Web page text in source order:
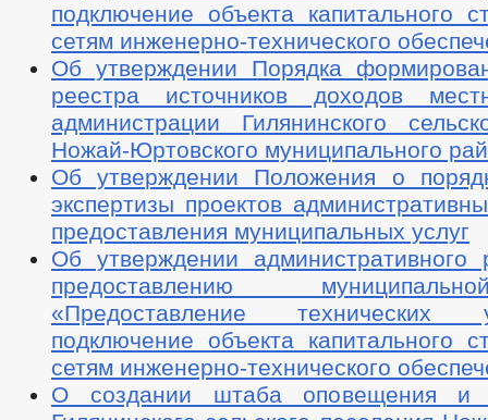
подключение объекта капитального
сетям инженерно-технического
Об утверждении Порядка
реестра источников доходов
администрации Гилянинского
Ножай-Юртовского муниципального
Об утверждении Положения о
экспертизы проектов
предоставления муниципальных услуг
Об утверждении административного
предоставлению
«Предоставление
подключение объекта капитального
сетям инженерно-технического
О создании штаба оповещения и